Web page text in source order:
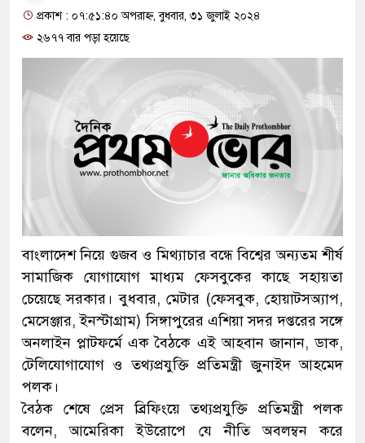
প্রকাশ : ০৭:৫১:৪০ অপরাহ্ন, বুধবার, ৩১ জুলাই ২০২৪
২৬৭৭ বার পড়া হয়েছে
বাংলাদেশ নিয়ে গুজব ও মিথ্যাচার বন্ধে বিশ্বের অন্যতম শীর্ষ
সামাজিক যোগাযোগ মাধ্যম ফেসবুকের কাছে সহায়তা
চেয়েছে সরকার। বুধবার, মেটার (ফেসবুক, হোয়াটসঅ্যাপ,
মেসেঞ্জার, ইনস্টাগ্রাম) সিঙ্গাপুরের এশিয়া সদর দপ্তরের সঙ্গে
অনলাইন প্লাটফর্মে এক বৈঠকে এই আহবান জানান, ডাক,
টেলিযোগাযোগ ও তথ্যপ্রযুক্তি প্রতিমন্ত্রী জুনাইদ আহমেদ
পলক।
বৈঠক শেষে প্রেস ব্রিফিংয়ে তথ্যপ্রযুক্তি প্রতিমন্ত্রী পলক
বলেন, আমেরিকা ইউরোপে যে নীতি অবলম্বন করে